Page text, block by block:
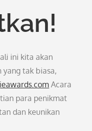
ini kita akan
yang tak biasa,
Acara
para penikmat
dan keunikan